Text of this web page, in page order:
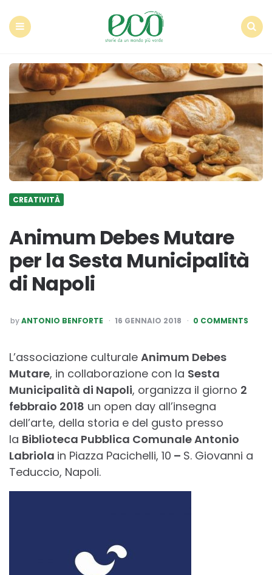
CREATIVITÀ
Animum Debes Mutare
per la Sesta Municipalità
di Napoli
POSTED
BY
byANTONIO BENFORTE 16 GENNAIO 2018 0 COMMENTS
L’associazione culturale Animum Debes
Mutare, in collaborazione con la Sesta
Municipalità di Napoli, organizza il giorno 2
febbraio 2018 un open day all’insegna
dell’arte, della storia e del gusto presso
la Biblioteca Pubblica Comunale Antonio
Labriola in Piazza Pacichelli, 10 – S. Giovanni a
Teduccio, Napoli.